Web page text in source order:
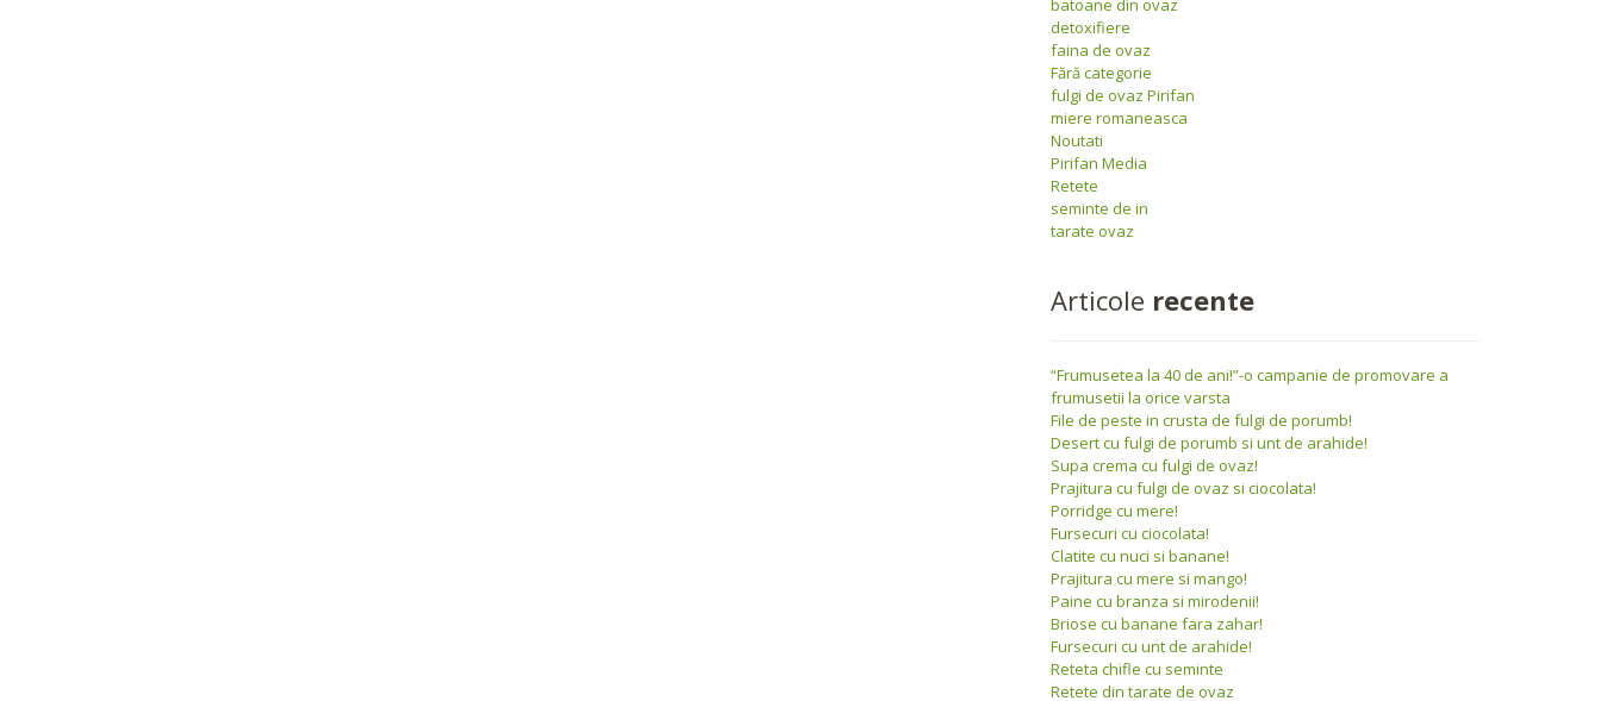
detoxifiere
faina de ovaz
Fără categorie
fulgi de ovaz Pirifan
miere romaneasca
Noutati
Pirifan Media
Retete
seminte de in
tarate ovaz
Articole recente
“Frumusetea la 40 de ani!”-o campanie de promovare a
frumusetii la orice varsta
File de peste in crusta de fulgi de porumb!
Desert cu fulgi de porumb si unt de arahide!
Supa crema cu fulgi de ovaz!
Prajitura cu fulgi de ovaz si ciocolata!
Porridge cu mere!
Fursecuri cu ciocolata!
Clatite cu nuci si banane!
Prajitura cu mere si mango!
Paine cu branza si mirodenii!
Briose cu banane fara zahar!
Fursecuri cu unt de arahide!
Reteta chifle cu seminte
Retete din tarate de ovaz